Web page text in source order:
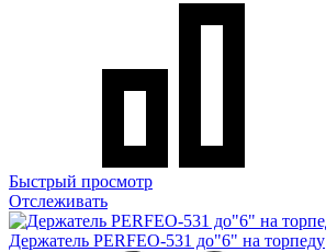
Быстрый просмотр
Отслеживать
Держатель PERFEO-531 до"6" на торпеду